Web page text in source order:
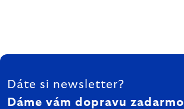
ZÁPÄTIE
Dáte si newsletter?
Dáme vám dopravu zadarmo